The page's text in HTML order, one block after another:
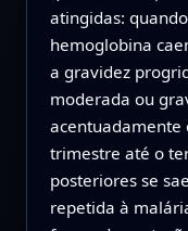
atingidas:
hemoglobina
a gravidez
moderada ou
acentuadamente
trimestre até o
posteriores se
repetida à